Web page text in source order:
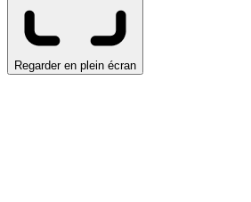
Regarder en plein écran